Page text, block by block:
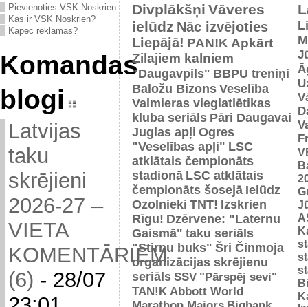
Pievienoties VSK Noskrien
Kas ir VSK Noskrien?
Kāpēc reklāmas?
Komandas
blogi
Latvijas
taku
skrējieni
2026-27 –
VIETA
KOMENTĀRIEM
(6) - 28/07
Divplākšņi Vāveres
ielūdz Nāc izvējoties
Liepājā! PAN!K Apkārt
Zilajiem kalniem
"Daugavpils" BBPU treniņi
Baložu BizonsVeselība
Valmieras vieglatlētikas
kluba seriāls Pāri Daugavai
Juglas apļi Ogres
"Veselības apļi" LSC
atklātais čempionāts
stadionā LSC atklātais
čempionāts šosejā Ielūdz
Ozolnieki TNT! Izskrien
Rīgu! Dzērvene: "Laternu
Gaismā" taku seriāls
"Stirnu buks" Šri Činmoja
organizācijas skrējienu
seriāls SSV "Pārspēj sevi"
TAN!K Abbott World